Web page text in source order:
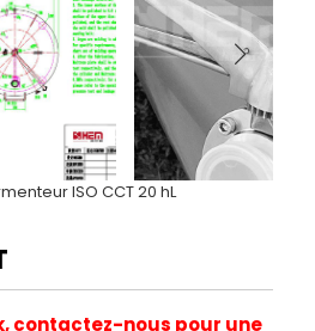
ISO CCT 20 hL
contactez-nous pour une